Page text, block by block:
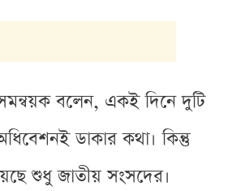
বলেন, একই দিনে দুটি
ডাকার কথা। কিন্তু
শুধু জাতীয় সংসদের।